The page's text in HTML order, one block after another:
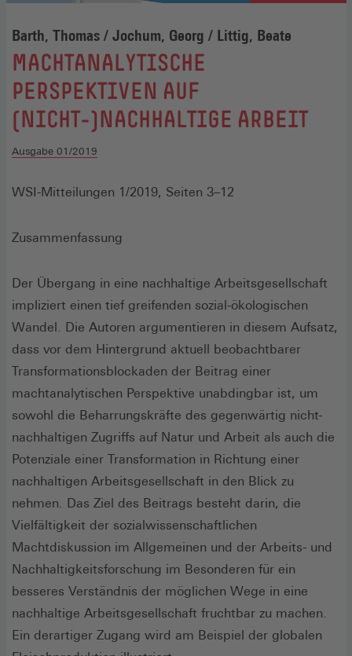
Barth, Thomas / Jochum, Georg / Littig, Beate
:
MACHTANALYTISCHE
PERSPEKTIVEN AUF
(NICHT-)NACHHALTIGE ARBEIT
Ausgabe 01/2019
WSI-Mitteilungen 1/2019, Seiten 3–12
Zusammenfassung
Der Übergang in eine nachhaltige Arbeitsgesellschaft
impliziert einen tief greifenden sozial-ökologischen
Wandel. Die Autoren argumentieren in diesem Aufsatz,
dass vor dem Hintergrund aktuell beobachtbarer
Transformationsblockaden der Beitrag einer
machtanalytischen Perspektive unabdingbar ist, um
sowohl die Beharrungskräfte des gegenwärtig nicht-
nachhaltigen Zugriffs auf Natur und Arbeit als auch die
Potenziale einer Transformation in Richtung einer
nachhaltigen Arbeitsgesellschaft in den Blick zu
nehmen. Das Ziel des Beitrags besteht darin, die
Vielfältigkeit der sozialwissenschaftlichen
Machtdiskussion im Allgemeinen und der Arbeits- und
Nachhaltigkeitsforschung im Besonderen für ein
besseres Verständnis der möglichen Wege in eine
nachhaltige Arbeitsgesellschaft fruchtbar zu machen.
Ein derartiger Zugang wird am Beispiel der globalen